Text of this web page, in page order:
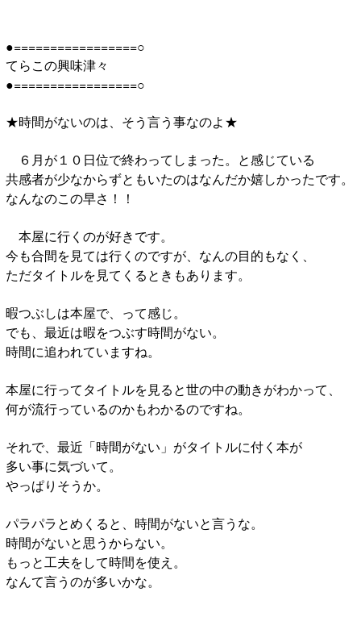
●=================○
てらこの興味津々
●=================○
★時間がないのは、そう言う事なのよ★
６月が１０日位で終わってしまった。と感じている
共感者が少なからずともいたのはなんだか嬉しかったです。
なんなのこの早さ！！
本屋に行くのが好きです。
今も合間を見ては行くのですが、なんの目的もなく、
ただタイトルを見てくるときもあります。
暇つぶしは本屋で、って感じ。
でも、最近は暇をつぶす時間がない。
時間に追われていますね。
本屋に行ってタイトルを見ると世の中の動きがわかって、
何が流行っているのかもわかるのですね。
それで、最近「時間がない」がタイトルに付く本が
多い事に気づいて。
やっぱりそうか。
パラパラとめくると、時間がないと言うな。
時間がないと思うからない。
もっと工夫をして時間を使え。
なんて言うのが多いかな。